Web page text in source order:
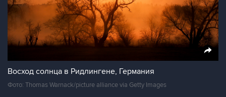
Восход солнца в Ридлингене, Германия
Фото: Thomas Warnack/picture alliance via Getty Images